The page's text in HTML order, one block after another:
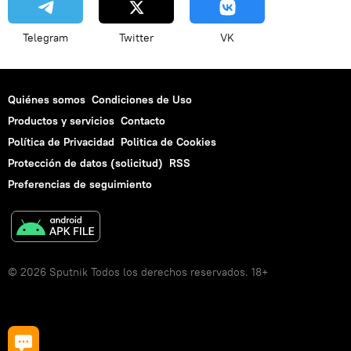
Telegram Twitter VK
Quiénes somos Condiciones de Uso
Productos y servicios Contacto
Política de Privacidad Politica de Cookies
Protección de datos (solicitud) RSS
Preferencias de seguimiento
© 2026 Sputnik Todos los derechos reservados. 18+